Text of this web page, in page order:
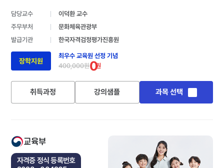
담당교수
이덕환 교수
주무부처
문화체육관광부
발급기관
한국자격검정평가진흥원
장학지원
최우수 교육원 선정 기념
400,000원0원
취득과정 강의샘플 과목 선택
교육부
자격증 정식 등록번호